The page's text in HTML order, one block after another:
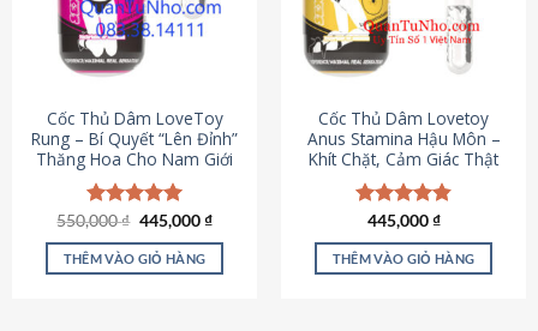
Cốc Thủ Dâm LoveToy
Rung – Bí Quyết “Lên Đỉnh”
Thăng Hoa Cho Nam Giới
Được xếp
hạng5.00
5 sao
550,000₫ Giá
là:
550,000 ₫.
445,000₫Giá
tại
THÊM VÀO GIỎ HÀNG
Cốc Thủ Dâm Lovetoy
Anus Stamina Hậu Môn –
Khít Chặt, Cảm Giác Thật
Được xếp
hạng4.84
5 sao
445,000₫
THÊM VÀO GIỎ HÀNG